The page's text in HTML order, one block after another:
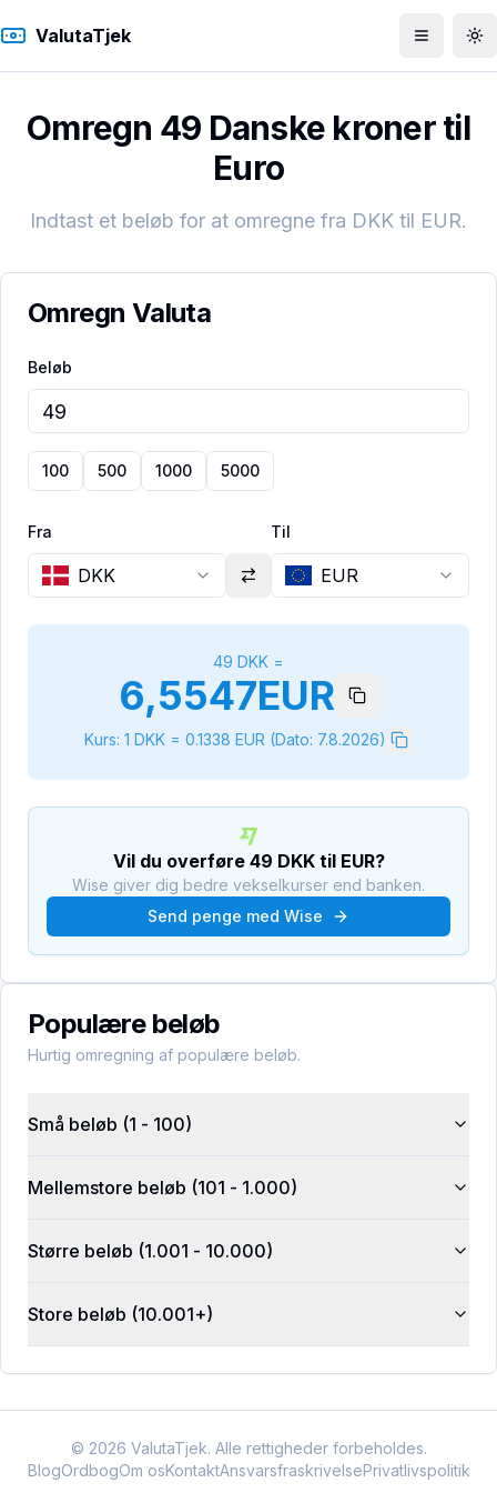
ValutaTjek Åbn menu
Omregn 49 Danske kroner til
Euro
Indtast et beløb for at omregne fra DKK til EUR.
Omregn Valuta
Beløb
100 500 1000 5000
Fra
DKK
Til
EUR
49 DKK =
6,5547EUR
Kurs: 1 DKK = 0.1338 EUR (Dato: 7.8.2026)
Vil du overføre 49 DKKtil EUR?
Wise giver dig bedre vekselkurser end banken.
Send penge med Wise
Populære beløb
Hurtig omregning af populære beløb.
Små beløb (1 - 100)
Mellemstore beløb (101 - 1.000)
Større beløb (1.001 - 10.000)
Store beløb (10.001+)
© 2026 ValutaTjek. Alle rettigheder forbeholdes.
BlogOrdbogOm osKontaktAnsvarsfraskrivelsePrivatlivspolitik